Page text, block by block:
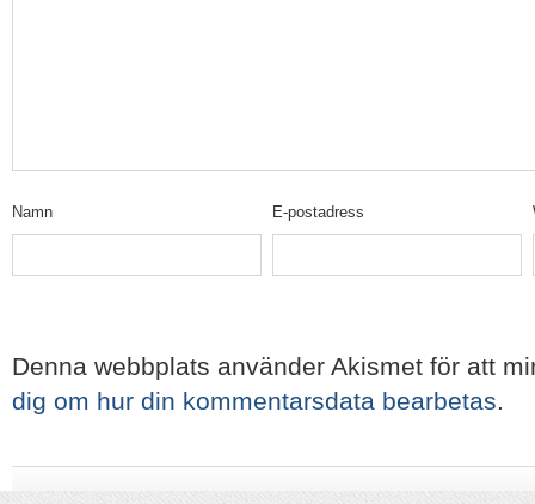
Namn E-postadress
Denna webbplats använder Akismet för att
dig om hur din kommentarsdata bearbetas.